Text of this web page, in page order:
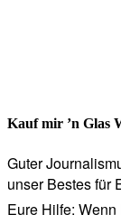
Kauf mir ’n Glas
Guter
unser Bestes für
Eure Hilfe: